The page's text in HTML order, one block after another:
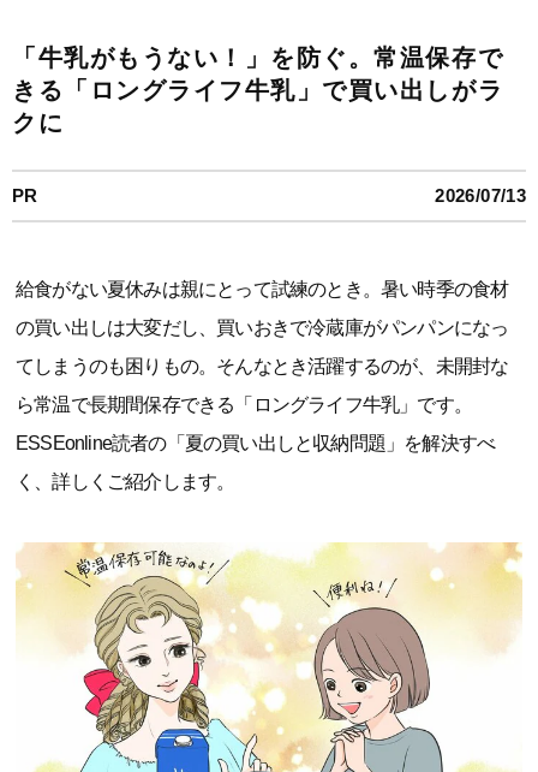
「牛乳がもうない！」を防ぐ。常温保存で
きる「ロングライフ牛乳」で買い出しがラ
クに
PR 2026/07/13
給食がない夏休みは親にとって試練のとき。暑い時季の食材
の買い出しは大変だし、買いおきで冷蔵庫がパンパンになっ
てしまうのも困りもの。そんなとき活躍するのが、未開封な
ら常温で長期間保存できる「ロングライフ牛乳」です。
ESSEonline読者の「夏の買い出しと収納問題」を解決すべ
く、詳しくご紹介します。